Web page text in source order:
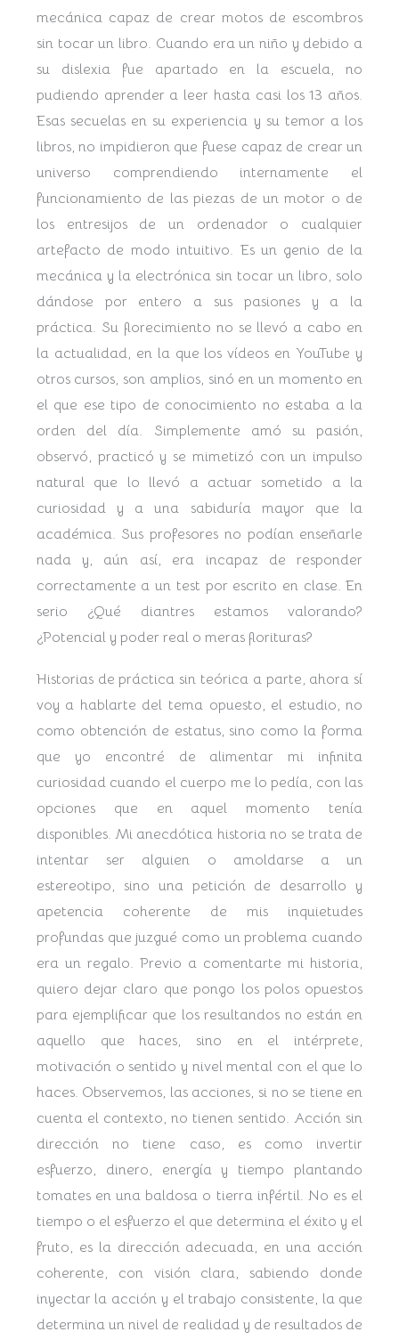
mecánica capaz de crear motos de escombros
sin tocar un libro. Cuando era un niño y debido a
su dislexia fue apartado en la escuela, no
pudiendo aprender a leer hasta casi los 13 años.
Esas secuelas en su experiencia y su temor a los
libros, no impidieron que fuese capaz de crear un
universo comprendiendo internamente el
funcionamiento de las piezas de un motor o de
los entresijos de un ordenador o cualquier
artefacto de modo intuitivo. Es un genio de la
mecánica y la electrónica sin tocar un libro, solo
dándose por entero a sus pasiones y a la
práctica. Su florecimiento no se llevó a cabo en
la actualidad, en la que los vídeos en YouTube y
otros cursos, son amplios, sinó en un momento en
el que ese tipo de conocimiento no estaba a la
orden del día. Simplemente amó su pasión,
observó, practicó y se mimetizó con un impulso
natural que lo llevó a actuar sometido a la
curiosidad y a una sabiduría mayor que la
académica. Sus profesores no podían enseñarle
nada y, aún así, era incapaz de responder
correctamente a un test por escrito en clase. En
serio ¿Qué diantres estamos valorando?
¿Potencial y poder real o meras florituras?
Historias de práctica sin teórica a parte, ahora sí
voy a hablarte del tema opuesto, el estudio, no
como obtención de estatus, sino como la forma
que yo encontré de alimentar mi infinita
curiosidad cuando el cuerpo me lo pedía, con las
opciones que en aquel momento tenía
disponibles. Mi anecdótica historia no se trata de
intentar ser alguien o amoldarse a un
estereotipo, sino una petición de desarrollo y
apetencia coherente de mis inquietudes
profundas que juzgué como un problema cuando
era un regalo. Previo a comentarte mi historia,
quiero dejar claro que pongo los polos opuestos
para ejemplificar que los resultandos no están en
aquello que haces, sino en el intérprete,
motivación o sentido y nivel mental con el que lo
haces. Observemos, las acciones, si no se tiene en
cuenta el contexto, no tienen sentido. Acción sin
dirección no tiene caso, es como invertir
esfuerzo, dinero, energía y tiempo plantando
tomates en una baldosa o tierra infértil. No es el
tiempo o el esfuerzo el que determina el éxito y el
fruto, es la dirección adecuada, en una acción
coherente, con visión clara, sabiendo donde
inyectar la acción y el trabajo consistente, la que
determina un nivel de realidad y de resultados de